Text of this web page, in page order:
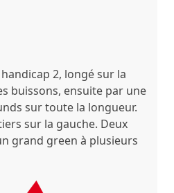
2, longé sur la
buissons, ensuite par une
sur toute la longueur.
sur la gauche. Deux
grand green à plusieurs